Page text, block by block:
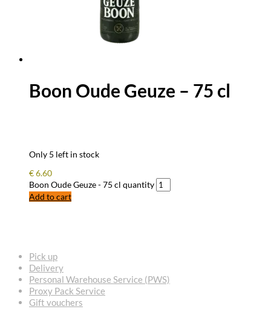
Boon Oude Geuze – 75 cl
Only 5 left in stock
€6.60
Boon Oude Geuze - 75 cl quantity
Add to cart
Pick up
Delivery
Personal Warehouse Service (PWS)
Proxy Pack Service
Gift vouchers